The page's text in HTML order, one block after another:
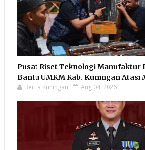
Pusat Riset Teknologi Manufaktur
Bantu UMKM Kab. Kuningan Atasi
Berita Kuningan Aug 04, 2026